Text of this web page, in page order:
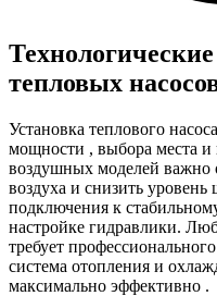
тепловых
Установка теплового
мощности , выбора места
воздушных моделей важно
воздуха и снизить
подключения к
настройке гидравлики.
требует
система отопления и
максимально эффективно .